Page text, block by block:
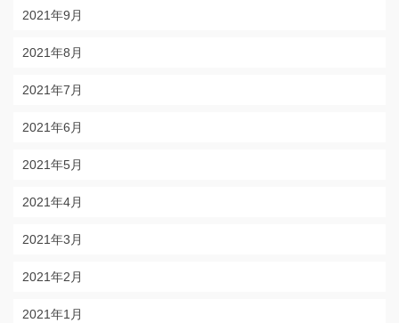
2021年9月
2021年8月
2021年7月
2021年6月
2021年5月
2021年4月
2021年3月
2021年2月
2021年1月